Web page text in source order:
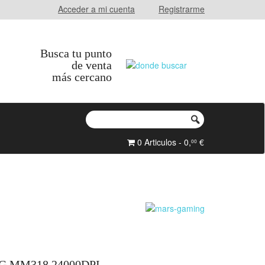
Acceder a mi cuenta Registrarme
Busca tu punto
de venta
más cercano
0 Articulos - 0,00 €